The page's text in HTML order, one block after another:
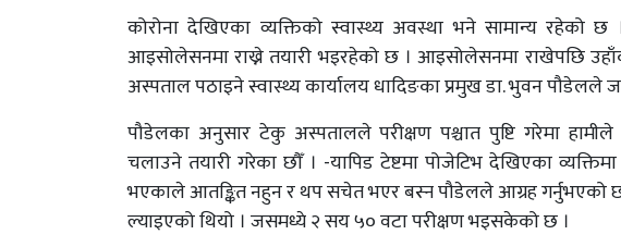
कोरोना देखिएका व्यक्तिको स्वास्थ्य अवस्था भने सामान्य रहेको
आइसोलेसनमा राख्ने तयारी भइरहेको छ । आइसोलेसनमा राखेपछि
अस्पताल पठाइने स्वास्थ्य कार्यालय धादिङका प्रमुख डा. भुवन पौडेलले
पौडेलका अनुसार टेकु अस्पतालले परीक्षण पश्चात पुष्टि गरेमा
चलाउने तयारी गरेका छौँ । -यापिड टेष्टमा पोजेटिभ देखिएका
भएकाले आतङ्कित नहुन र थप सचेत भएर बस्न पौडेलले आग्रह गर्नुभएको छ
ल्याइएको थियो । जसमध्ये २ सय ५० वटा परीक्षण भइसकेको छ ।